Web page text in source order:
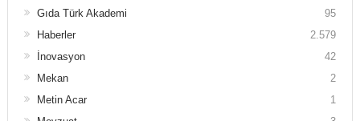
Gıda Türk Akademi
95
Haberler
2.579
İnovasyon
42
Mekan
2
Metin Acar
1